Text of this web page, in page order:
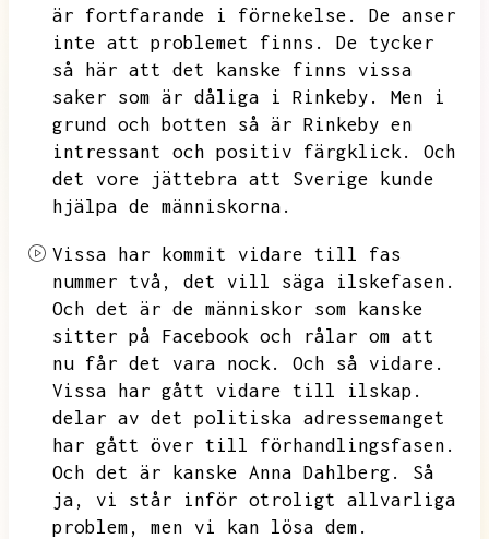
är fortfarande i förnekelse.
De anser
inte att problemet finns.
De tycker
så här att det kanske finns vissa
saker som är dåliga i Rinkeby.
Men i
grund och botten så är Rinkeby en
intressant och positiv färgklick.
Och
det vore jättebra att Sverige kunde
hjälpa de människorna.
Vissa har kommit vidare till fas
nummer två,
det vill säga ilskefasen.
Och det är de människor som kanske
sitter på Facebook och rålar om att
nu får det vara nock.
Och så vidare.
Vissa har gått vidare till ilskap.
delar av det politiska adressemanget
har gått över till förhandlingsfasen.
Och det är kanske Anna Dahlberg.
Så
ja,
vi står inför otroligt allvarliga
problem,
men vi kan lösa dem.